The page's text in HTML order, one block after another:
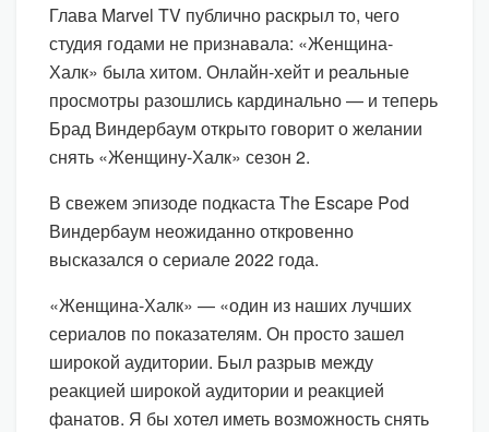
Глава Marvel TV публично раскрыл то, чего
студия годами не признавала: «Женщина-
Халк» была хитом. Онлайн-хейт и реальные
просмотры разошлись кардинально — и теперь
Брад Виндербаум открыто говорит о желании
снять «Женщину-Халк» сезон 2.
В свежем эпизоде подкаста The Escape Pod
Виндербаум неожиданно откровенно
высказался о сериале 2022 года.
«Женщина-Халк» — «один из наших лучших
сериалов по показателям. Он просто зашел
широкой аудитории. Был разрыв между
реакцией широкой аудитории и реакцией
фанатов. Я бы хотел иметь возможность снять